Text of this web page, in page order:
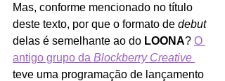
Mas, conforme mencionado no título
deste texto, por que o formato de debut
delas é semelhante ao do LOONA? O
antigo grupo da Blockberry Creative
teve uma programação de lançamento